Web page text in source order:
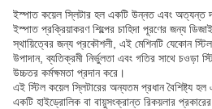
ইস্পাত কয়েল স্লিটার হল একটি উন্নত এবং অত্যন্ত
ইস্পাত প্রক্রিয়াকরণ শিল্পের চাহিদা পূরণের জন্য
স্থায়িত্বের জন্য প্রকৌশলী, এই মেশিনটি যেকোন স্টিল
উপাদান, ব্যতিক্রমী নির্ভুলতা এবং গতির সাথে চওড়া
উচ্চতর কর্মক্ষমতা প্রদান করে।
এই স্টিল কয়েল স্লিটারের অন্যতম প্রধান বৈশিষ্ট্য হল
একটি হাইড্রোলিক বা বায়ুসংক্রান্ত রিকয়লার